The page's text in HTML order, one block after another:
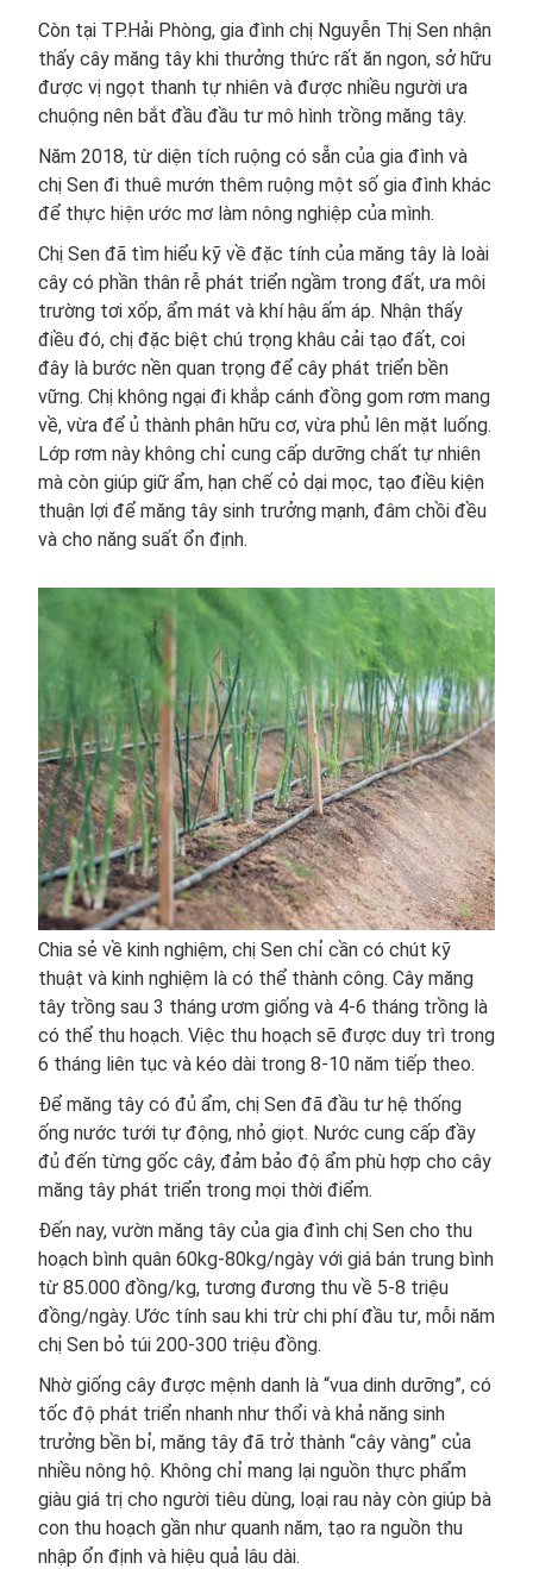
Còn tại TP.Hải Phòng, gia đình chị Nguyễn Thị Sen nhận
thấy cây măng tây khi thưởng thức rất ăn ngon, sở hữu
được vị ngọt thanh tự nhiên và được nhiều người ưa
chuộng nên bắt đầu đầu tư mô hình trồng măng tây.
Năm 2018, từ diện tích ruộng có sẵn của gia đình và
chị Sen đi thuê mướn thêm ruộng một số gia đình khác
để thực hiện ước mơ làm nông nghiệp của mình.
Chị Sen đã tìm hiểu kỹ về đặc tính của măng tây là loài
cây có phần thân rễ phát triển ngầm trong đất, ưa môi
trường tơi xốp, ẩm mát và khí hậu ấm áp. Nhận thấy
điều đó, chị đặc biệt chú trọng khâu cải tạo đất, coi
đây là bước nền quan trọng để cây phát triển bền
vững. Chị không ngại đi khắp cánh đồng gom rơm mang
về, vừa để ủ thành phân hữu cơ, vừa phủ lên mặt luống.
Lớp rơm này không chỉ cung cấp dưỡng chất tự nhiên
mà còn giúp giữ ẩm, hạn chế cỏ dại mọc, tạo điều kiện
thuận lợi để măng tây sinh trưởng mạnh, đâm chồi đều
và cho năng suất ổn định.
Chia sẻ về kinh nghiệm, chị Sen chỉ cần có chút kỹ
thuật và kinh nghiệm là có thể thành công. Cây măng
tây trồng sau 3 tháng ươm giống và 4-6 tháng trồng là
có thể thu hoạch. Việc thu hoạch sẽ được duy trì trong
6 tháng liên tục và kéo dài trong 8-10 năm tiếp theo.
Để măng tây có đủ ẩm, chị Sen đã đầu tư hệ thống
ống nước tưới tự động, nhỏ giọt. Nước cung cấp đầy
đủ đến từng gốc cây, đảm bảo độ ẩm phù hợp cho cây
măng tây phát triển trong mọi thời điểm.
Đến nay, vườn măng tây của gia đình chị Sen cho thu
hoạch bình quân 60kg-80kg/ngày với giá bán trung bình
từ 85.000 đồng/kg, tương đương thu về 5-8 triệu
đồng/ngày. Ước tính sau khi trừ chi phí đầu tư, mỗi năm
chị Sen bỏ túi 200-300 triệu đồng.
Nhờ giống cây được mệnh danh là “vua dinh dưỡng”, có
tốc độ phát triển nhanh như thổi và khả năng sinh
trưởng bền bỉ, măng tây đã trở thành “cây vàng” của
nhiều nông hộ. Không chỉ mang lại nguồn thực phẩm
giàu giá trị cho người tiêu dùng, loại rau này còn giúp bà
con thu hoạch gần như quanh năm, tạo ra nguồn thu
nhập ổn định và hiệu quả lâu dài.